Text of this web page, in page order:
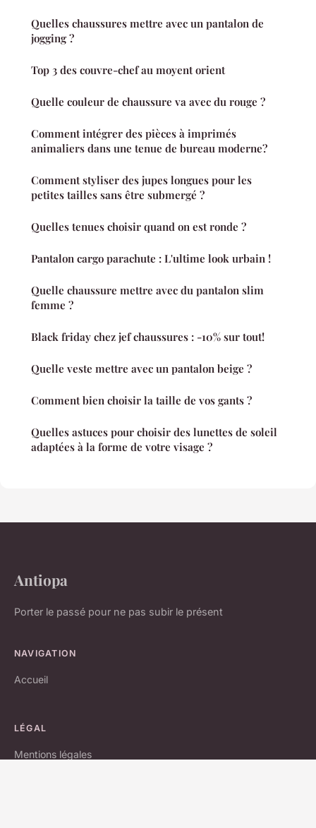
Quelles chaussures mettre avec un pantalon de
jogging ?
Top 3 des couvre-chef au moyent orient
Quelle couleur de chaussure va avec du rouge ?
Comment intégrer des pièces à imprimés
animaliers dans une tenue de bureau moderne?
Comment styliser des jupes longues pour les
petites tailles sans être submergé ?
Quelles tenues choisir quand on est ronde ?
Pantalon cargo parachute : L'ultime look urbain !
Quelle chaussure mettre avec du pantalon slim
femme ?
Black friday chez jef chaussures : -10% sur tout!
Quelle veste mettre avec un pantalon beige ?
Comment bien choisir la taille de vos gants ?
Quelles astuces pour choisir des lunettes de soleil
adaptées à la forme de votre visage ?
Antiopa
Porter le passé pour ne pas subir le présent
NAVIGATION
Accueil
LÉGAL
Mentions légales